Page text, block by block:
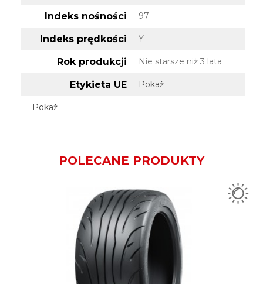
Indeks nośności 97
Indeks prędkości Y
Rok produkcji Nie starsze niż 3 lata
Etykieta UE Pokaż
Pokaż
POLECANE PRODUKTY